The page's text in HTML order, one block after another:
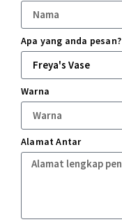
Apa yang anda pesan?
Warna
Alamat Antar